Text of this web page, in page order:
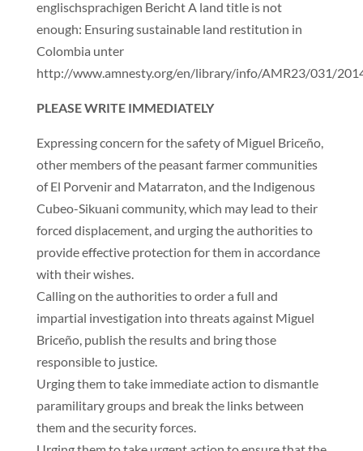
englischsprachigen Bericht A land title is not
enough: Ensuring sustainable land restitution in
Colombia unter
http://www.amnesty.org/en/library/info/AMR23/031/
PLEASE WRITE IMMEDIATELY
Expressing concern for the safety of Miguel Briceño,
other members of the peasant farmer communities
of El Porvenir and Matarraton, and the Indigenous
Cubeo-Sikuani community, which may lead to their
forced displacement, and urging the authorities to
provide effective protection for them in accordance
with their wishes.
Calling on the authorities to order a full and
impartial investigation into threats against Miguel
Briceño, publish the results and bring those
responsible to justice.
Urging them to take immediate action to dismantle
paramilitary groups and break the links between
them and the security forces.